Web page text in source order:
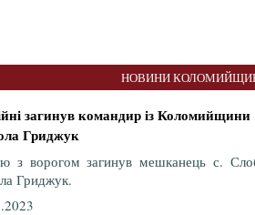
НОВИНИ
загинув командир із Коломийщини
Гриджук
з ворогом загинув мешканець с.
Гриджук.